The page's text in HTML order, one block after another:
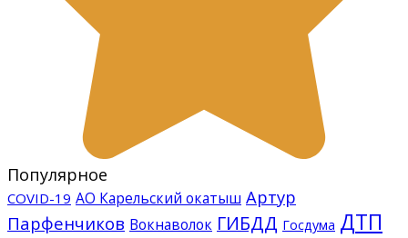
Популярное
COVID-19 АО Карельский окатыш Артур
Парфенчиков Вокнаволок ГИБДД Госдума ДТП